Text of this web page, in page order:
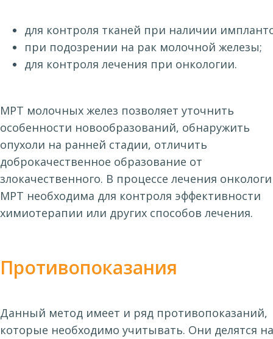
для контроля тканей при наличии
при подозрении на рак молочной железы;
для контроля лечения при онкологии.
МРТ молочных желез позволяет уточнить
особенности новообразований, обнаружить
опухоли на ранней стадии, отличить
доброкачественное образование от
злокачественного. В процессе лечения
МРТ необходима для контроля эффективности
химиотерапии или других способов лечения.
Противопоказания
Данный метод имеет и ряд противопоказаний,
которые необходимо учитывать. Они делятся на